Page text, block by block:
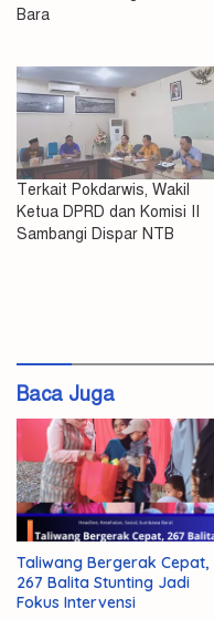
Bara
Terkait Pokdarwis, Wakil
Ketua DPRD dan Komisi II
Sambangi Dispar NTB
Baca Juga
Taliwang Bergerak Cepat,
267 Balita Stunting Jadi
Fokus Intervensi